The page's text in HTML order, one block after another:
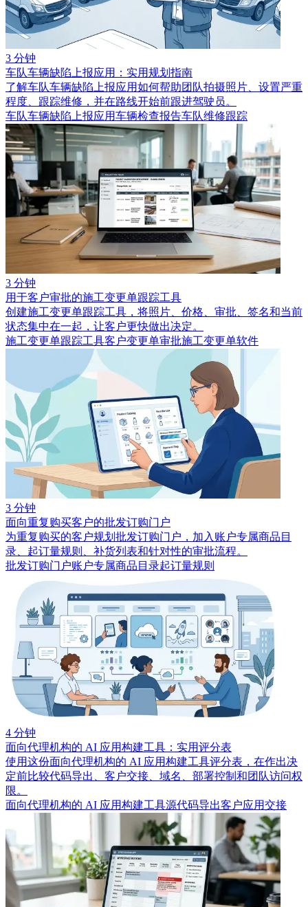
3 分钟
车队车辆缺陷上报应用：实用规划指南
了解车队车辆缺陷上报应用如何帮助团队拍摄照片、设置严重
程度、跟踪维修，并在路线开始前跟进驾驶员。
车队车辆缺陷上报应用车辆检查报告车队维修跟踪
3 分钟
用于客户审批的施工变更单跟踪工具
创建施工变更单跟踪工具，将照片、价格、审批、签名和当前
状态集中在一起，让客户更快做出决定。
施工变更单跟踪工具客户变更单审批施工变更单软件
3 分钟
面向重复购买客户的批发订购门户
为重复购买的客户规划批发订购门户，加入账户专属商品目
录、起订量规则、补货列表和针对性的审批流程。
批发订购门户账户专属商品目录起订量规则
4 分钟
面向代理机构的 AI 应用构建工具：实用评分表
使用这份面向代理机构的 AI 应用构建工具评分表，在作出决
定前比较代码导出、客户交接、域名、部署控制和团队访问权
限。
面向代理机构的 AI 应用构建工具源代码导出客户应用交接